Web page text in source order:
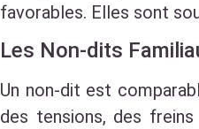
favorables. Elles sont
Les Non-dits
Un non-dit est
des tensions, des